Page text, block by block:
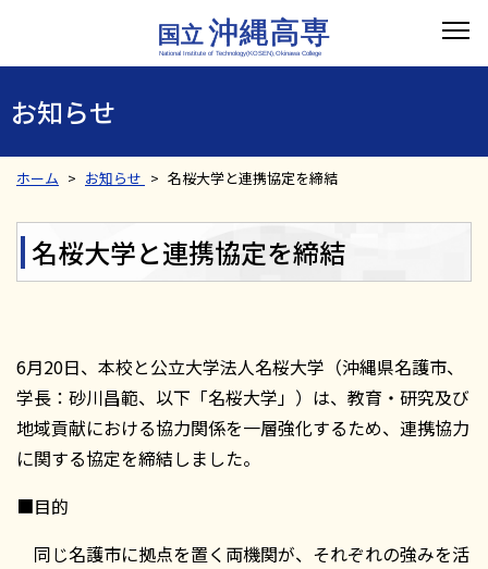
お知らせ
ホーム お知らせ 名桜大学と連携協定を締結
名桜大学と連携協定を締結
6月20日、本校と公立大学法人名桜大学（沖縄県名護市、
学長：砂川昌範、以下「名桜大学」）は、教育・研究及び
地域貢献における協力関係を一層強化するため、連携協力
に関する協定を締結しました。
■目的
同じ名護市に拠点を置く両機関が、それぞれの強みを活